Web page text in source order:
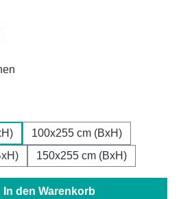
100x255 cm (BxH)
150x255 cm (BxH)
Wert ein
In den Warenkorb